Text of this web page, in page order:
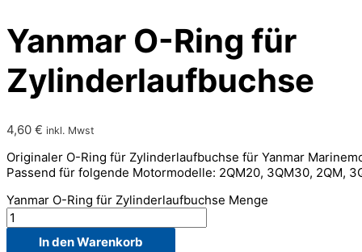
Yanmar O-Ring für
Zylinderlaufbuchse
4,60 € inkl. Mwst
Originaler O-Ring für Zylinderlaufbuchse für Yanmar
Passend für folgende Motormodelle: 2QM20, 3QM30, 2QM,
Yanmar O-Ring für Zylinderlaufbuchse Menge
In den Warenkorb